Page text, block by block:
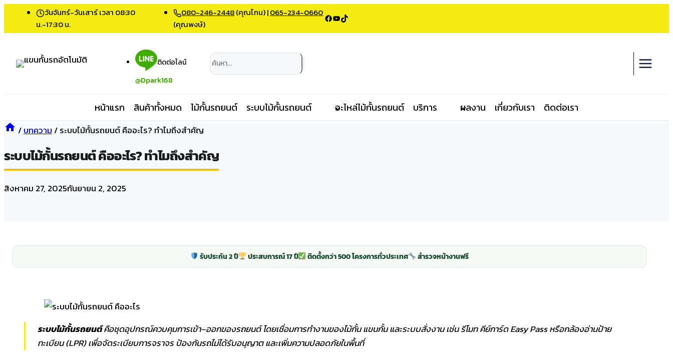
วันจันทร์-วันเสาร์ เวลา 08:30
น.-17:30 น.
080-246-2448(คุณโทน) |065-234-0660
(คุณพงษ์)
Facebook
YouTube
TikTok
ติดต่อไลน์
@Dpark168
หน้าแรก สินค้าทั้งหมด ไม้กั้นรถยนต์ ระบบไม้กั้นรถยนต์ อะไหล่ไม้กั้นรถยนต์ บริการ ผลงาน เกี่ยวกับเรา ติดต่อเรา
/บทความ/ระบบไม้กั้นรถยนต์ คืออะไร? ทำไมถึงสำคัญ
ระบบไม้กั้นรถยนต์ คืออะไร? ทำไมถึงสำคัญ
สิงหาคม 27, 2025กันยายน 2, 2025
รับประกัน 2 ปี ประสบการณ์ 17 ปี ติดตั้งกว่า 500 โครงการทั่วประเทศ สำรวจหน้างานฟรี
ระบบไม้กั้นรถยนต์คือชุดอุปกรณ์ควบคุมการเข้า–ออกของรถยนต์ โดยเชื่อมการทำงานของไม้กั้น แขนกั้น และระบบสั่งงาน เช่น รีโมท คีย์การ์ด Easy Pass หรือกล้องอ่านป้าย
ทะเบียน (LPR) เพื่อจัดระเบียบการจราจร ป้องกันรถไม่ได้รับอนุญาต และเพิ่มความปลอดภัยในพื้นที่